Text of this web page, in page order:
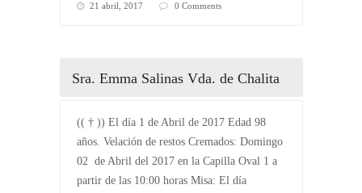
21 abril, 2017 0 Comments
Sra. Emma Salinas Vda. de Chalita
(( † )) El día 1 de Abril de 2017 Edad 98
años. Velación de restos Cremados: Domingo
02 de Abril del 2017 en la Capilla Oval 1 a
partir de las 10:00 horas Misa: El día